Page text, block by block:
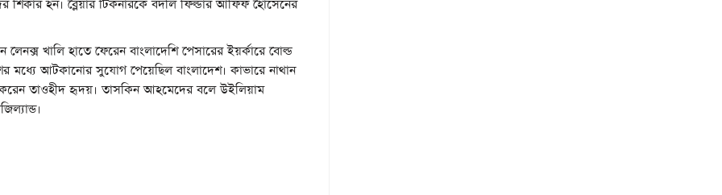
শিকার হন। ব্লেয়ার টিকনারকে বদলি ফিল্ডার আফিফ হোসেনের
খালি হাতে ফেরেন বাংলাদেশি পেসারের ইয়র্কারে বোল্ড
আটকানোর সুযোগ পেয়েছিল বাংলাদেশ। কাভারে নাথান
করেন তাওহীদ হৃদয়। তাসকিন আহমেদের বলে উইলিয়াম